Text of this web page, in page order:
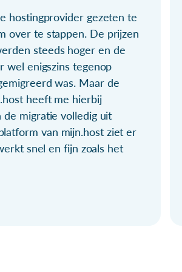
hostingprovider gezeten te
over te stappen. De prijzen
steeds hoger en de
wel enigszins tegenop
was. Maar de
heeft me hierbij
de migratie volledig uit
van mijn.host ziet er
snel en fijn zoals het